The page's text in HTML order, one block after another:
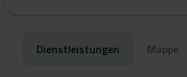
Dienstleistungen Mappe